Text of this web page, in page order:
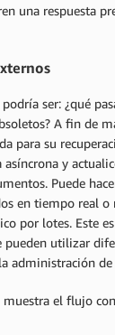
una respuesta
ser: ¿qué
A fin de
para su
y
Puede
en tiempo real o
por lotes. Este
pueden utilizar
administración
el flujo